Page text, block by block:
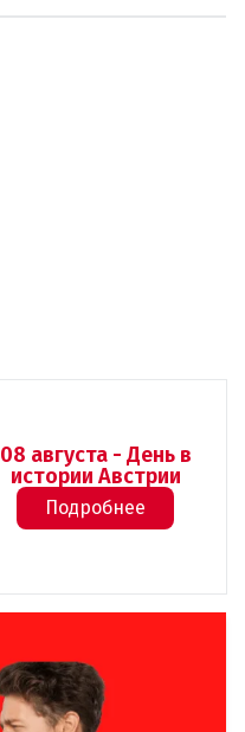
08 августа - День в
истории Австрии
Подробнее